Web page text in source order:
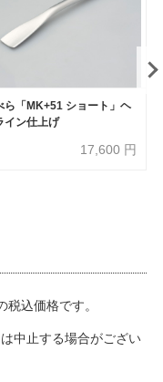
ら「MK+51 ショート」ヘ
イン仕上げ
17,600 円
込価格です。
中止する場合がござい